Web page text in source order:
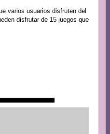
varios usuarios disfruten del
disfrutar de 15 juegos que